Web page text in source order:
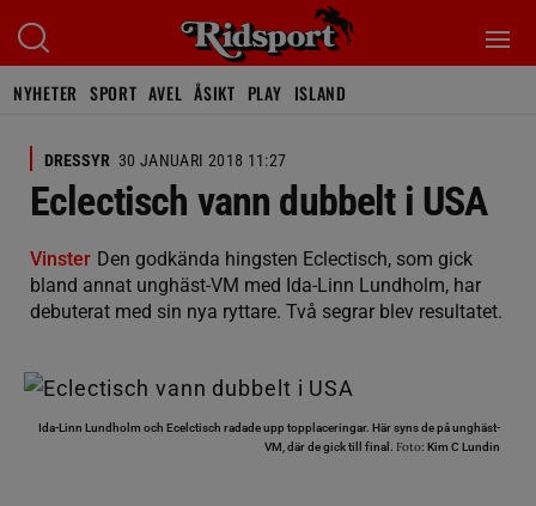
NYHETER SPORT AVEL ÅSIKT PLAY ISLAND
DRESSYR 30 JANUARI 2018 11:27
Eclectisch vann dubbelt i USA
Vinster Den godkända hingsten Eclectisch, som gick
bland annat unghäst-VM med Ida-Linn Lundholm, har
debuterat med sin nya ryttare. Två segrar blev resultatet.
Ida-Linn Lundholm och Ecelctisch radade upp topplaceringar. Här syns de på unghäst-
VM, där de gick till final. Foto: Kim C Lundin